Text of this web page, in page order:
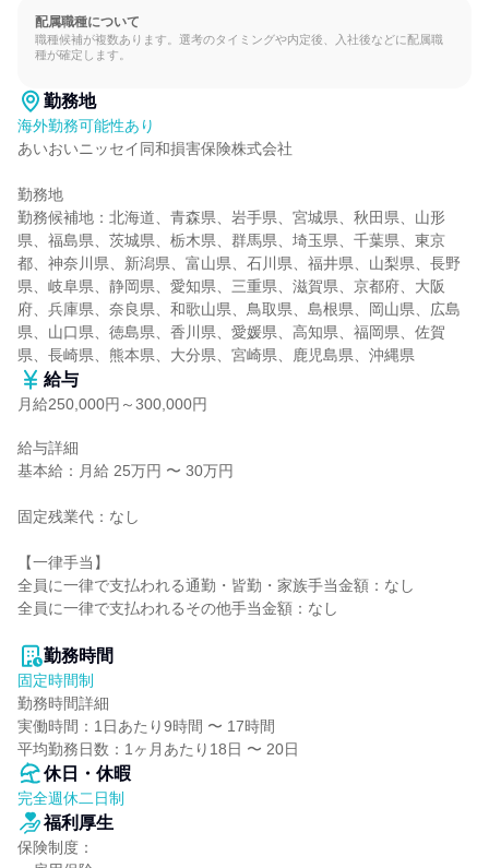
配属職種について
職種候補が複数あります。選考のタイミングや内定後、入社後などに配属職
種が確定します。
勤務地
海外勤務可能性あり
あいおいニッセイ同和損害保険株式会社
勤務地
勤務候補地：北海道、青森県、岩手県、宮城県、秋田県、山形
県、福島県、茨城県、栃木県、群馬県、埼玉県、千葉県、東京
都、神奈川県、新潟県、富山県、石川県、福井県、山梨県、長野
県、岐阜県、静岡県、愛知県、三重県、滋賀県、京都府、大阪
府、兵庫県、奈良県、和歌山県、鳥取県、島根県、岡山県、広島
県、山口県、徳島県、香川県、愛媛県、高知県、福岡県、佐賀
県、長崎県、熊本県、大分県、宮崎県、鹿児島県、沖縄県
給与
月給250,000円～300,000円
給与詳細
基本給：月給 25万円 〜 30万円
固定残業代：なし
【一律手当】
全員に一律で支払われる通勤・皆勤・家族手当金額：なし
全員に一律で支払われるその他手当金額：なし
勤務時間
固定時間制
勤務時間詳細
実働時間：1日あたり9時間 〜 17時間
平均勤務日数：1ヶ月あたり18日 〜 20日
休日・休暇
完全週休二日制
福利厚生
保険制度：